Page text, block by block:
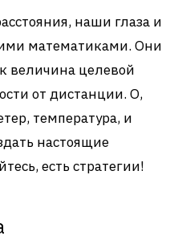
наши глаза и
математиками. Они
величина целевой
от дистанции. О,
температура, и
настоящие
есть стратегии!